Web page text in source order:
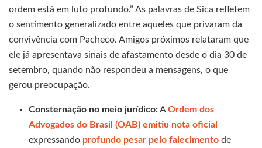
ordem está em luto profundo.” As palavras de Sica refletem
o sentimento generalizado entre aqueles que privaram da
convivência com Pacheco. Amigos próximos relataram que
ele já apresentava sinais de afastamento desde o dia 30 de
setembro, quando não respondeu a mensagens, o que
gerou preocupação.
Consternação no meio jurídico:AOrdem dos
Advogados do Brasil (OAB) emitiu nota oficial
expressando profundo pesar pelo falecimento de